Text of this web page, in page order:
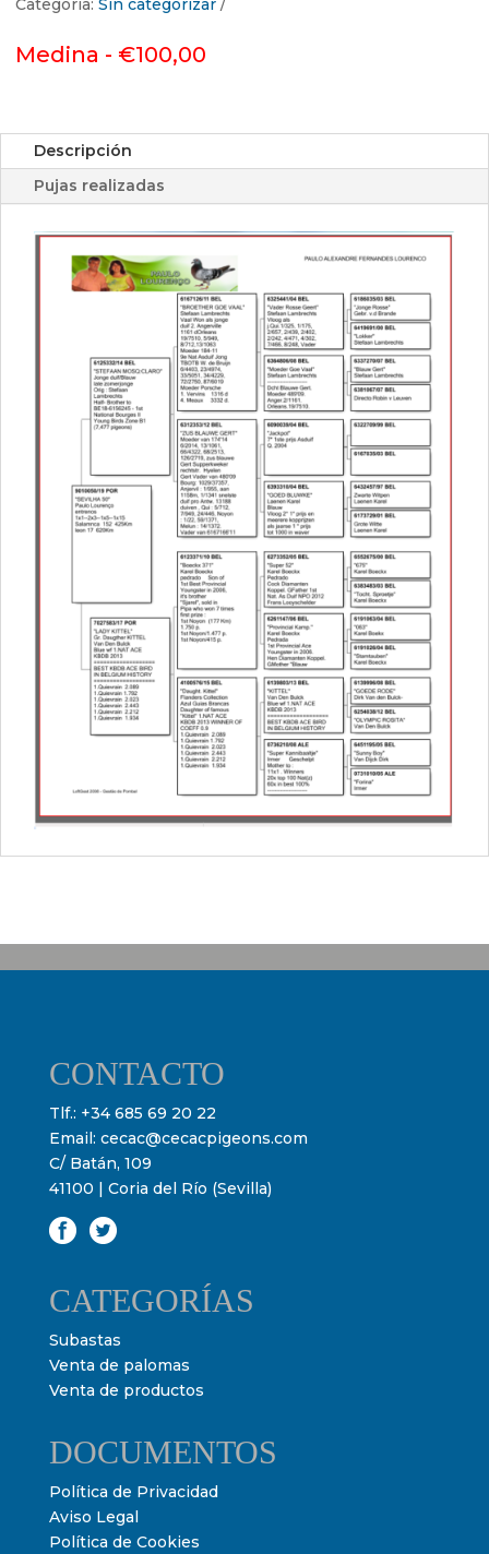
Categoría: Sin categorizar
Medina - €100,00
Descripción
Pujas realizadas
CONTACTO
Tlf.: +34 685 69 20 22
Email: cecac@cecacpigeons.com
C/ Batán, 109
41100 | Coria del Río (Sevilla)
CATEGORÍAS
Subastas
Venta de palomas
Venta de productos
DOCUMENTOS
Política de Privacidad
Aviso Legal
Política de Cookies